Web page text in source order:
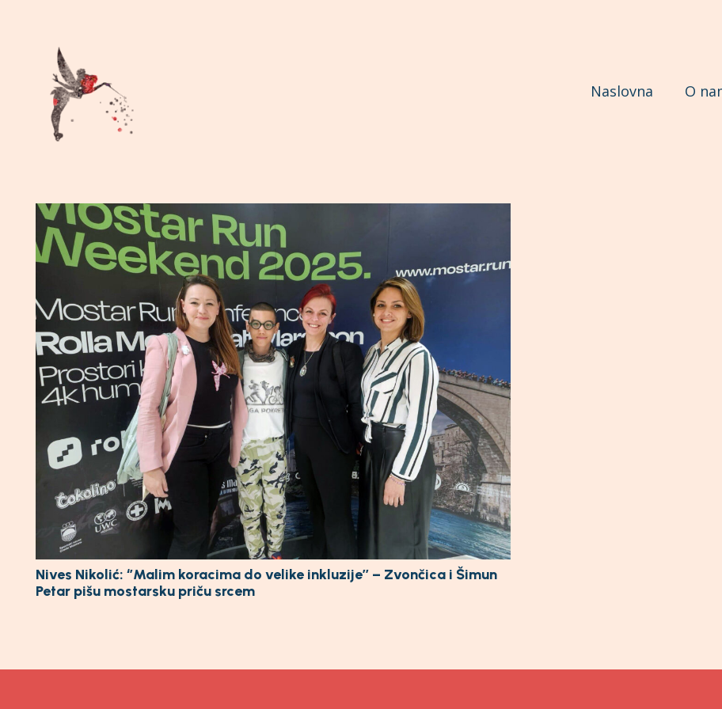
Naslovna O
Nives Nikolić: ‘’Malim koracima do velike inkluzije’’ – Zvončica i Šimun
Petar pišu mostarsku priču srcem